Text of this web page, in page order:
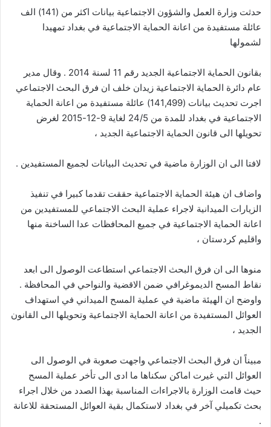
حدثت وزارة العمل والشؤون الاجتماعية بيانات اكثر من (141) الف
عائلة مستفيدة من اعانة الحماية الاجتماعية في بغداد تمهيدا
لشمولها
بقانون الحماية الاجتماعية الجديد رقم 11 لسنة 2014 . وقال مدير
عام دائرة الحماية الاجتماعية زيدان خلف ان فرق البحث الاجتماعي
اجرت تحديث بيانات (141,499) عائلة مستفيدة من اعانة الحماية
الاجتماعية في بغداد للمدة من 24/5 لغاية 9-12-2015 لغرض
تحويلها الى قانون الحماية الاجتماعية الجديد ،
لافتا الى ان الوزارة ماضية في تحديث البيانات لجميع المستفيدين .
واضاف ان هيئة الحماية الاجتماعية حققت تقدما كبيرا في تنفيذ
الزيارات الميدانية لاجراء عملية البحث الاجتماعي للمستفيدين من
اعانة الحماية الاجتماعية في جميع المحافظات عدا الساخنة منها
واقليم كردستان ،
منوها الى ان فرق البحث الاجتماعي استطاعت الوصول الى ابعد
نقاط المسح الديموغرافي ضمن الاقضية والنواحي في المحافظة .
واوضح ان الهيئة ماضية في عملية المسح الميداني في استهداف
العوائل المستفيدة من اعانة الحماية الاجتماعية وتحويلها الى القانون
الجديد ،
مبيناً ان فرق البحث الاجتماعي واجهت صعوبة في الوصول الى
العوائل التي غيرت اماكن سكناها ما ادى الى تأخر عملية المسح
حيث قامت الوزارة بالاجراءات المناسبة بهذا الصدد من خلال اجراء
بحث تكميلي آخر في بغداد لاستكمال بقية العوائل المستحقة للاعانة
.